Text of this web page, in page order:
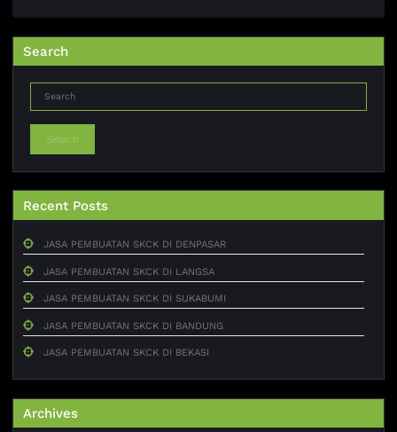
Search
Search
Recent Posts
JASA PEMBUATAN SKCK DI DENPASAR
JASA PEMBUATAN SKCK DI LANGSA
JASA PEMBUATAN SKCK DI SUKABUMI
JASA PEMBUATAN SKCK DI BANDUNG
JASA PEMBUATAN SKCK DI BEKASI
Archives